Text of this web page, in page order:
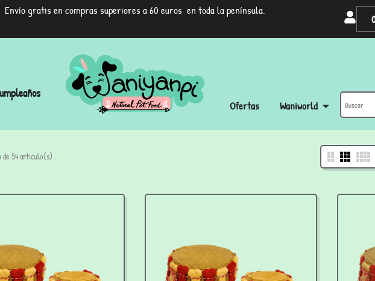
Envío gratis en compras superiores a 60 euros en toda la península.
Ofertas Waniworld
de 54 articulo(s)